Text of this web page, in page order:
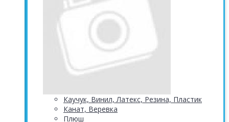
Каучук, Винил, Латекс, Резина, Пластик
Канат, Веревка
Плюш